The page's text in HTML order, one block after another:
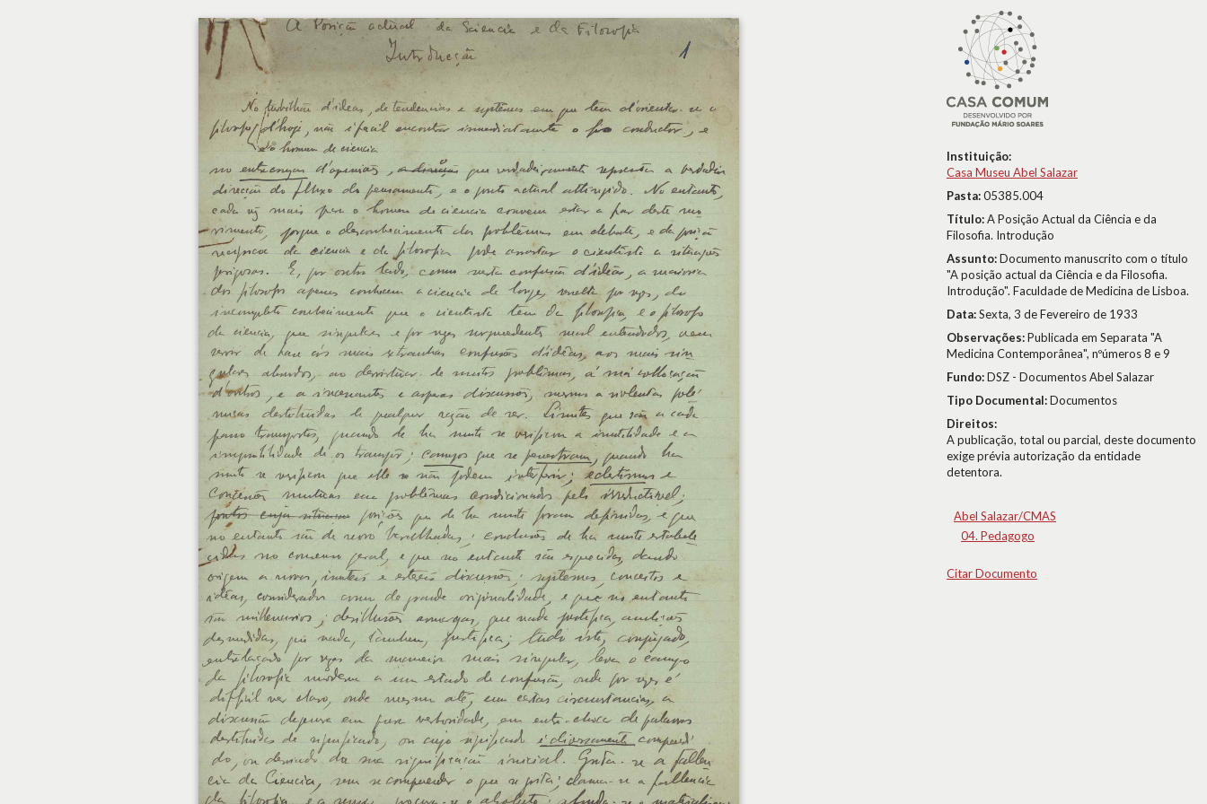
Instituição:
Casa Museu Abel Salazar
Pasta:05385.004
Título:A Posição Actual da Ciência e da
Filosofia. Introdução
Assunto:Documento manuscrito com o título
"A posição actual da Ciência e da Filosofia.
Introdução". Faculdade de Medicina de Lisboa.
Data:Sexta, 3 de Fevereiro de 1933
Observações:Publicada em Separata "A
Medicina Contemporânea", nºúmeros 8 e 9
Fundo:DSZ - Documentos Abel Salazar
Tipo Documental:Documentos
Direitos:
A publicação, total ou parcial, deste documento
exige prévia autorização da entidade
detentora.
Abel Salazar/CMAS
04. Pedagogo
Citar Documento